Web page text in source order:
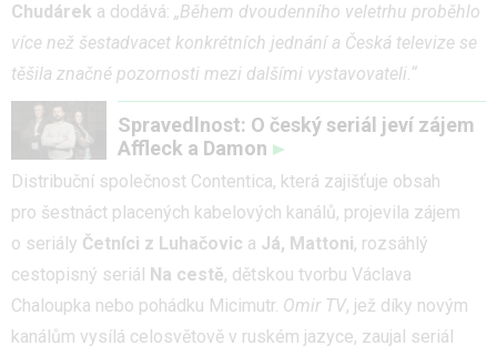
Chudárek a dodává: „Během dvoudenního veletrhu proběhlo
více než šestadvacet konkrétních jednání a Česká televize se
těšila značné pozornosti mezi dalšími vystavovateli.“
Spravedlnost: O český seriál jeví zájem
Affleck a Damon
Distribuční společnost Contentica, která zajišťuje obsah
pro šestnáct placených kabelových kanálů, projevila zájem
o seriály Četníci z Luhačovic a Já, Mattoni, rozsáhlý
cestopisný seriál
Na cestě, dětskou tvorbu Václava
Chaloupka nebo pohádku Micimutr. Omir TV, jež díky novým
kanálům vysílá celosvětově v ruském jazyce, zaujal seriál